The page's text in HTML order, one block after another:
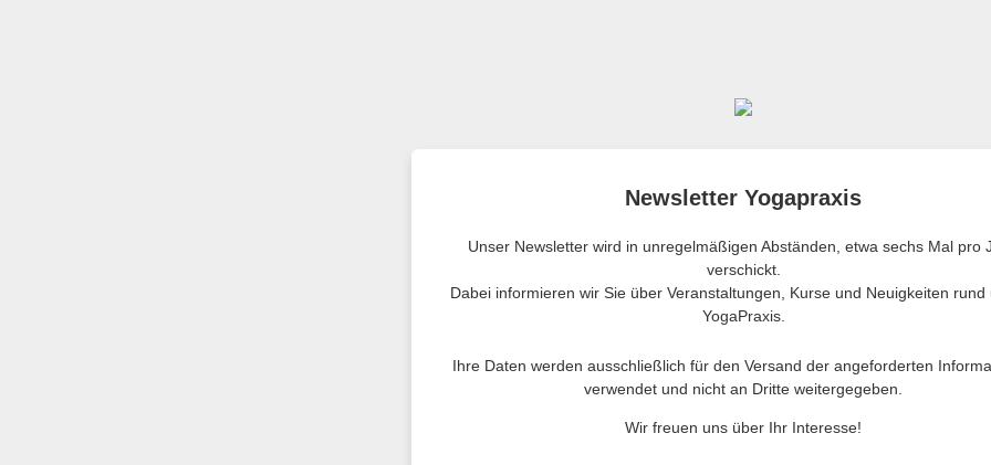
Newsletter Yogapraxis
Unser Newsletter wird in unregelmäßigen Abständen, etwa sechs Mal pro
verschickt.
Dabei informieren wir Sie über Veranstaltungen, Kurse und Neuigkeiten rund
YogaPraxis.
Ihre Daten werden ausschließlich für den Versand der angeforderten
verwendet und nicht an Dritte weitergegeben.
Wir freuen uns über Ihr Interesse!